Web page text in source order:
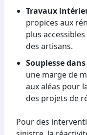
Travaux
propices aux
plus
des artisans.
Souplesse
une marge de
aux aléas pour
des projets de
Pour des